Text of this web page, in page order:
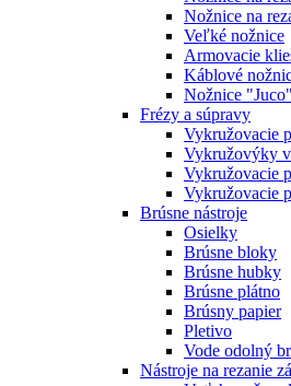
Nožnice na
Veľké nožnice
Armovacie
Káblové
Nožnice "Juco"
Frézy a súpravy
Vykružovacie
Vykružovýky
Vykružovacie
Vykružovacie
Brúsne nástroje
Osielky
Brúsne bloky
Brúsne hubky
Brúsne plátno
Brúsny papier
Pletivo
Vode odolný
Nástroje na rezanie